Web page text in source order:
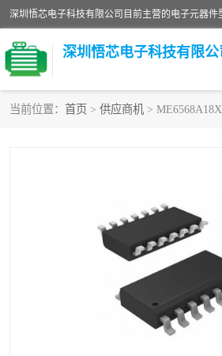
深圳悟芯电子科技有限公
当前位置： 首页 > 供应商机 >
FT32F
FT61F